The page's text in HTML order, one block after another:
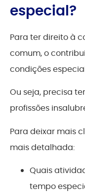
especial?
Para ter direito à
comum, o
condições
Ou seja, precisa
profissões
Para deixar mais
mais detalhada:
Quais
tempo